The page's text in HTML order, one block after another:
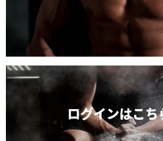
ログインはこち